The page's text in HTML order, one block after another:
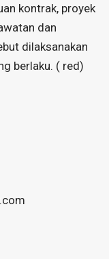
kontrak, proyek
dan
dilaksanakan
berlaku. ( red)